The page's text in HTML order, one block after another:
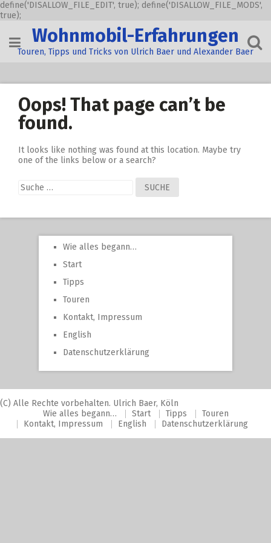
define('DISALLOW_FILE_EDIT', true); define('DISALLOW_FILE_MODS',
true);
content
Wohnmobil-Erfahrungen
Touren, Tipps und Tricks von Ulrich Baer und Alexander Baer
Oops! That page can’t be
found.
It looks like nothing was found at this location. Maybe try
one of the links below or a search?
Suche
nach:
Wie alles begann…
Start
Tipps
Touren
Kontakt, Impressum
English
Datenschutzerklärung
(C) Alle Rechte vorbehalten. Ulrich Baer, Köln
Wie alles begann…
Start Tipps
Touren
Kontakt, Impressum
English Datenschutzerklärung